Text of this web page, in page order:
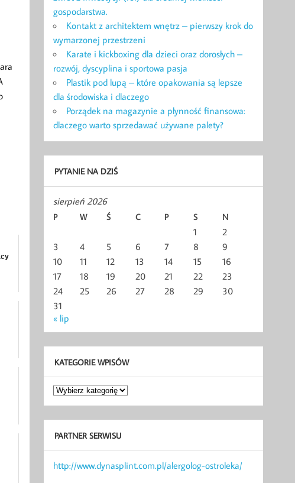
gospodarstwa.
Kontakt z architektem wnętrz – pierwszy krok do
wymarzonej przestrzeni
Karate i kickboxing dla dzieci oraz dorosłych –
rozwój, dyscyplina i sportowa pasja
Plastik pod lupą – które opakowania są lepsze
dla środowiska i dlaczego
Porządek na magazynie a płynność finansowa:
dlaczego warto sprzedawać używane palety?
PYTANIE NA DZIŚ
sierpień 2026
P W Ś C P S N
1
2
3
4 5 6 7 8
9
10
11 12 13 14 15
16
17
18 19 20 21 22
23
24
25 26 27 28 29
30
31
« lip
KATEGORIE WPISÓW
Kategorie
wpisów
PARTNER SERWISU
http://www.dynasplint.com.pl/alergolog-ostroleka/